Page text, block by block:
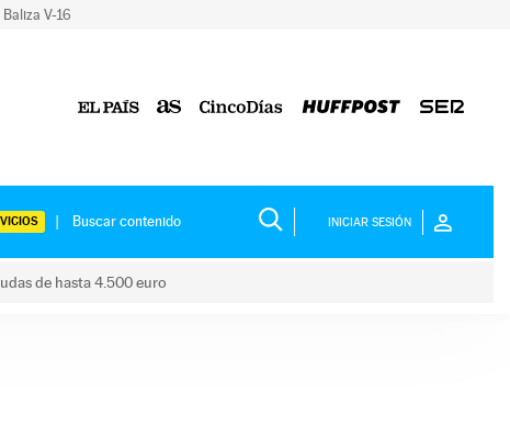
Baliza V-16
INICIAR SESIÓN
de hasta 4.500 euro